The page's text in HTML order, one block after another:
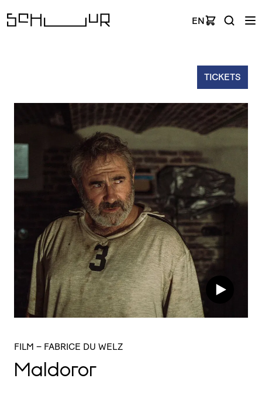
EN
TICKETS
FILM – FABRICE DU WELZ
Maldoror